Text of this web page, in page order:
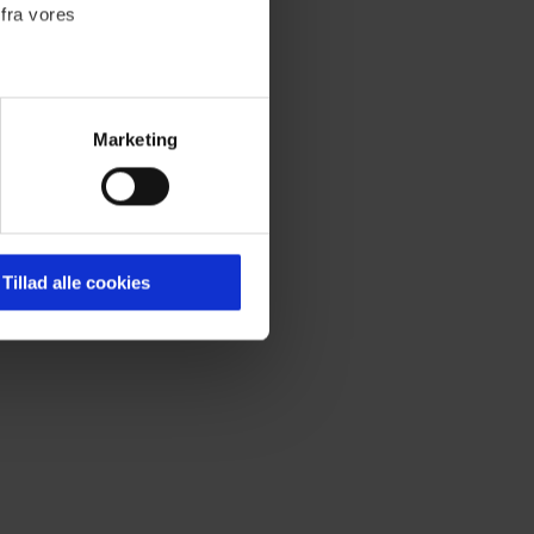
vores
indhold til dig.
i forbindelse med
Marketing
Tillad alle cookies
om